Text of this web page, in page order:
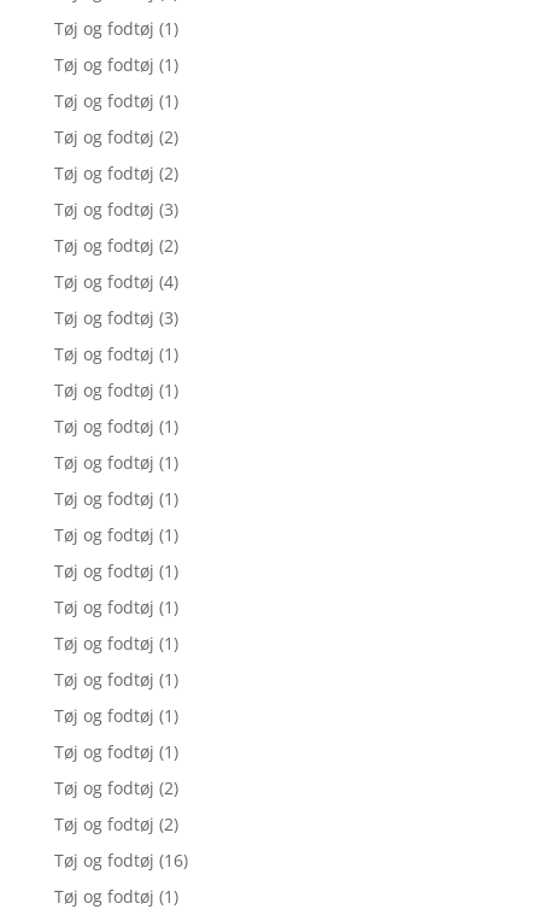
Tøj og fodtøj (1)
Tøj og fodtøj (1)
Tøj og fodtøj (1)
Tøj og fodtøj (2)
Tøj og fodtøj (2)
Tøj og fodtøj (3)
Tøj og fodtøj (2)
Tøj og fodtøj (4)
Tøj og fodtøj (3)
Tøj og fodtøj (1)
Tøj og fodtøj (1)
Tøj og fodtøj (1)
Tøj og fodtøj (1)
Tøj og fodtøj (1)
Tøj og fodtøj (1)
Tøj og fodtøj (1)
Tøj og fodtøj (1)
Tøj og fodtøj (1)
Tøj og fodtøj (1)
Tøj og fodtøj (1)
Tøj og fodtøj (1)
Tøj og fodtøj (2)
Tøj og fodtøj (2)
Tøj og fodtøj (16)
Tøj og fodtøj (1)